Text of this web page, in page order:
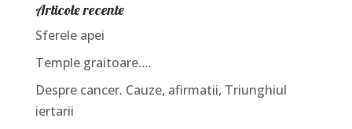
Articole recente
Sferele apei
Temple graitoare….
Despre cancer. Cauze, afirmatii, Triunghiul
iertarii